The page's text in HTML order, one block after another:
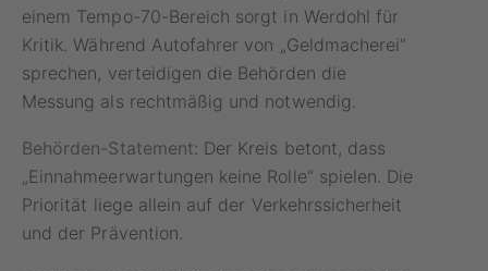
einem Tempo-70-Bereich sorgt in Werdohl für
Kritik. Während Autofahrer von „Geldmacherei“
sprechen, verteidigen die Behörden die
Messung als rechtmäßig und notwendig.
Behörden-Statement: Der Kreis betont, dass
„Einnahmeerwartungen keine Rolle“ spielen. Die
Priorität liege allein auf der Verkehrssicherheit
und der Prävention.